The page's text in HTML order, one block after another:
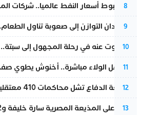
8
رغم هبوط أسعار النفط عالميا.. شركات
9
من فقدان التوازن إلى صعوبة تناول
10
المسكوت عنه في رحلة المجهول إلى سبتة..
11
بعد حفل الولاء مباشرة.. أخنوش يطوي
12
مقاطعة الدفاع تشل محاكمات 410 معتقلين.. والنيابة العامة تبحث عن حل قانوني
13
الحكم على المذيعة المصرية سارة خليفة و12 متهما بالإعدام في قضية هزت بلاد الفراعنة